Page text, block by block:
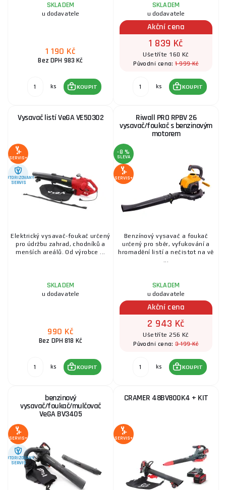
SKLADEM
u dodavatele
1 190 Kč
Bez DPH 983 Kč
ks KOUPIT
SKLADEM
u dodavatele
Akční cena
1 839 Kč
Ušetříte 160 Kč
Původní cena:1 999 Kč
ks KOUPIT
Vysavač listí VeGA VE50302
SERVIS+
AUTORIZOVANÝ
SERVIS
Elektrický vysavač-foukač určený
pro údržbu zahrad, chodníků a
menších areálů. Od výrobce ...
SKLADEM
u dodavatele
990 Kč
Bez DPH 818 Kč
ks KOUPIT
Riwall PRO RPBV 26
vysavač/foukač s benzinovým
motorem
-8 %
SLEVA
SERVIS+
Benzínový vysavač a foukač
určený pro sběr, vyfukování a
hromadění listí a nečistot na vě
...
SKLADEM
u dodavatele
Akční cena
2 943 Kč
Ušetříte 256 Kč
Původní cena:3 199 Kč
ks KOUPIT
benzinový
vysavač/foukač/mulčovač
VeGA BV3405
SERVIS+
AUTORIZOVANÝ
SERVIS
CRAMER 48BV800K4 + KIT
SERVIS+